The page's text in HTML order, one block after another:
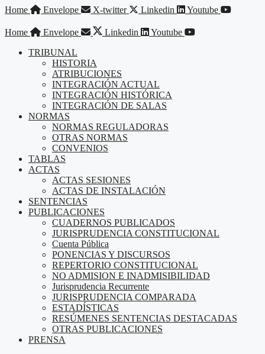
Saltar
contenido
Home Envelope X-twitter Linkedin Youtube
Home Envelope Linkedin
Youtube
TRIBUNAL
HISTORIA
ATRIBUCIONES
INTEGRACIÓN ACTUAL
INTEGRACIÓN HISTÓRICA
INTEGRACIÓN DE SALAS
NORMAS
NORMAS REGULADORAS
OTRAS NORMAS
CONVENIOS
TABLAS
ACTAS
ACTAS SESIONES
ACTAS DE INSTALACIÓN
SENTENCIAS
PUBLICACIONES
CUADERNOS PUBLICADOS
JURISPRUDENCIA CONSTITUCIONAL
Cuenta Pública
PONENCIAS Y DISCURSOS
REPERTORIO CONSTITUCIONAL
NO ADMISION E INADMISIBILIDAD
Jurisprudencia Recurrente
JURISPRUDENCIA COMPARADA
ESTADÍSTICAS
RESÚMENES SENTENCIAS DESTACADAS
OTRAS PUBLICACIONES
PRENSA